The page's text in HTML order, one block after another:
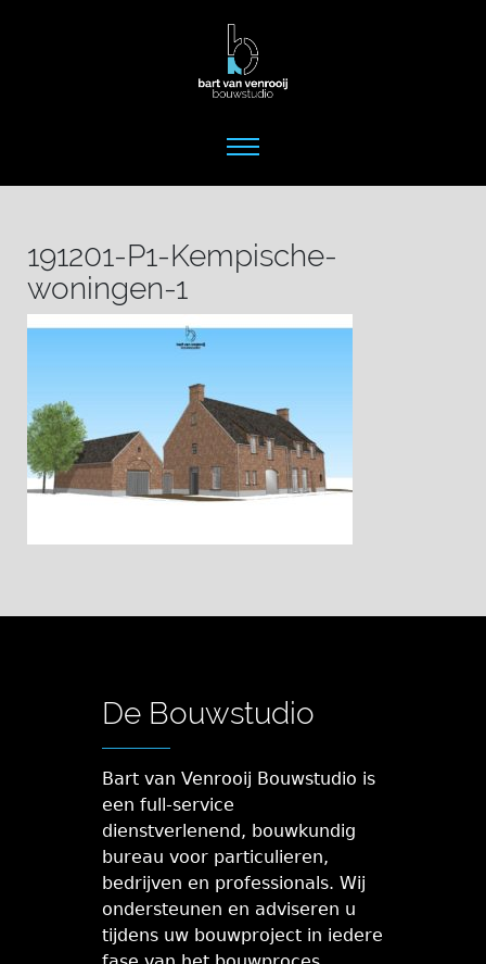
191201-P1-Kempische-
woningen-1
De Bouwstudio
Bart van Venrooij Bouwstudio is
een full-service
dienstverlenend, bouwkundig
bureau voor particulieren,
bedrijven en professionals. Wij
ondersteunen en adviseren u
tijdens uw bouwproject in iedere